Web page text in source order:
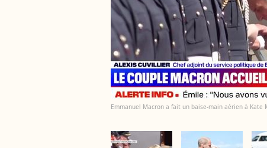
Emmanuel Macron a fait un baise-main aérien à Kate